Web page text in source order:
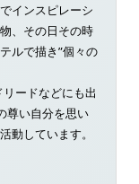
インスピレーシ
、その日その時
ルで描き”個々の
ードなどにも出
尊い自分を思い
動しています。